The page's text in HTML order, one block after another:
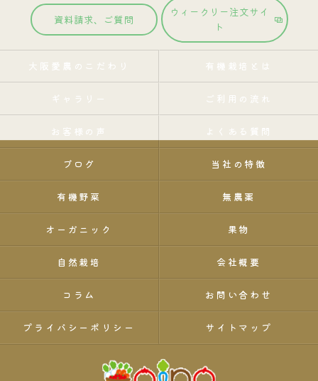
資料請求、ご質問
ウィークリー注文サイ
ト
大阪愛農のこだわり 有機栽培とは
ギャラリー ご利用の流れ
お客様の声 よくある質問
ブログ 当社の特徴
有機野菜 無農薬
オーガニック 果物
自然栽培 会社概要
コラム お問い合わせ
プライバシーポリシー サイトマップ